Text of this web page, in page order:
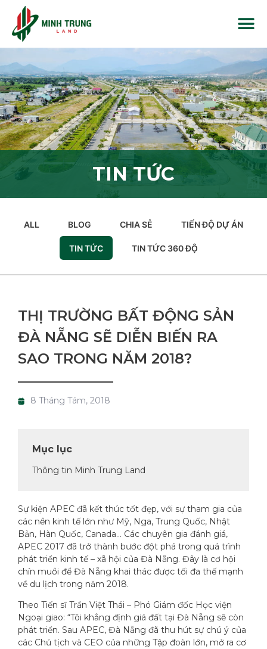
TIN TỨC
ALL BLOG CHIA SẺ TIẾN ĐỘ DỰ ÁN
TIN TỨC TIN TỨC 360 ĐỘ
THỊ TRƯỜNG BẤT ĐỘNG SẢN
ĐÀ NẴNG SẼ DIỄN BIẾN RA
SAO TRONG NĂM 2018?
8 Tháng Tám, 2018
Mục lục
Thông tin Minh Trung Land
Sự kiện APEC đã kết thúc tốt đẹp, với sự tham gia của
các nền kinh tế lớn như Mỹ, Nga, Trung Quốc, Nhật
Bản, Hàn Quốc, Canada… Các chuyên gia đánh giá,
APEC 2017 đã trở thành bước đột phá trong quá trình
phát triển kinh tế – xã hội của Đà Nẵng. Đây là cơ hội
chín muồi để Đà Nẵng khai thác được tối đa thế mạnh
về du lịch trong năm 2018.
Theo Tiến sĩ Trần Việt Thái – Phó Giám đốc Học viện
Ngoại giao: “Tôi khẳng định giá đất tại Đà Nẵng sẽ còn
phát triển. Sau APEC, Đà Nẵng đã thu hút sự chú ý của
các Chủ tịch và CEO của những Tập đoàn lớn, mở ra cơ